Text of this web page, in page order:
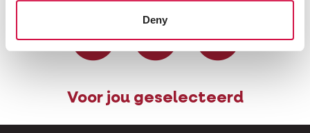
Deny
Deel op Facebook
Voor jou geselecteerd